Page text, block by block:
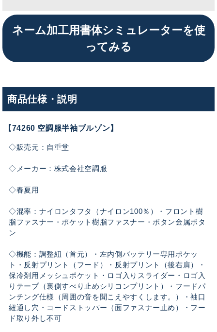
ネーム加工用書体シミュレーターを使
ってみる
商品仕様・説明
【74260 空調服半袖ブルゾン】
◇販売元：自重堂
◇メーカー：株式会社空調服
◇春夏用
◇混率：ナイロンタフタ（ナイロン100％）・フロント樹
脂ファスナー・ポケット樹脂ファスナー・ボタン金属ボタ
ン
◇機能：調整紐（首元）・左内側バッテリー専用ポケッ
ト・反射プリント（フード）・反射プリント（後右肩）・
保冷剤用メッシュポケット・ロゴ入りスライダー・ロゴ入
りテープ（裏側すべり止めシリコンプリント）・フードパ
ンチング仕様（周囲の音を聞こえやすくします。）・袖口
紐通し穴・コードストッパー（面ファスナー止め）・フー
ド取り外し不可